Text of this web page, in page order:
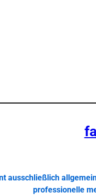
ausschließlich
professionelle